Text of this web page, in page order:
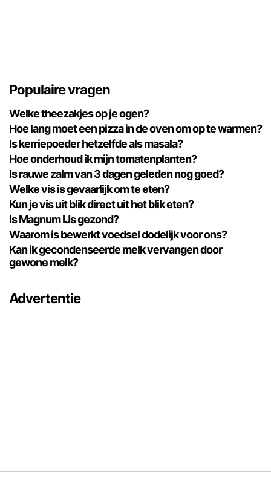
Populaire vragen
Welke theezakjes op je ogen?
Hoe lang moet een pizza in de oven om op te warmen?
Is kerriepoeder hetzelfde als masala?
Hoe onderhoud ik mijn tomatenplanten?
Is rauwe zalm van 3 dagen geleden nog goed?
Welke vis is gevaarlijk om te eten?
Kun je vis uit blik direct uit het blik eten?
Is Magnum IJs gezond?
Waarom is bewerkt voedsel dodelijk voor ons?
Kan ik gecondenseerde melk vervangen door
gewone melk?
Advertentie